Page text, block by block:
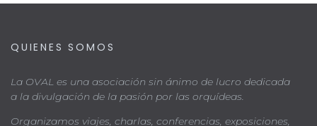
QUIENES SOMOS
La OVAL es una asociación sin ánimo de lucro dedicada
a la divulgación de la pasión por las orquídeas.
Organizamos viajes, charlas, conferencias, exposiciones,